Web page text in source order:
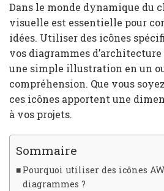
Dans le monde dynamique du
visuelle est essentielle pour
idées. Utiliser des icônes
vos diagrammes
une simple illustration en un
compréhension. Que vous
ces icônes apportent une
à vos projets.
Sommaire
Pourquoi utiliser des icônes
diagrammes ?